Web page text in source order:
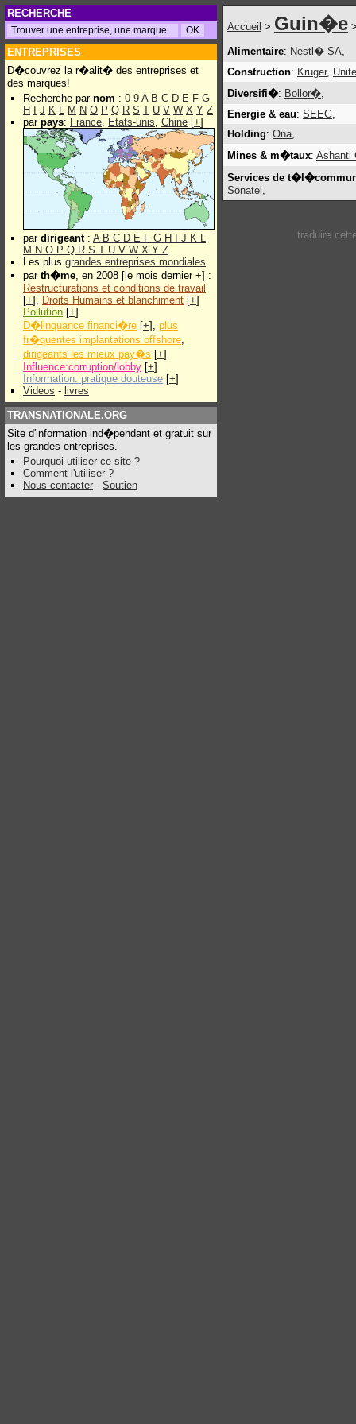
RECHERCHE
ENTREPRISES
D�couvrez la r�alit� des entreprises et
des marques!
Recherche par nom : 0-9 A B C D E F G
H
J K L M N O P Q R S T U V W X Y Z
par pays: France, Etats-unis, Chine [+]
par dirigeant: A B C D E F G H J K L
M N O P Q R S T U V W X Y Z
Les plus grandes entreprises mondiales
par th�me, en 2008 [le mois dernier +] :
Restructurations et conditions de travail
[+], Droits Humains et blanchiment [+]
Pollution [+]
D�linquance financi�re [+], plus
fr�quentes implantations offshore,
dirigeants les mieux pay�s [+]
Influence:corruption/lobby [+]
Information: pratique douteuse [+]
Videos - livres
TRANSNATIONALE.ORG
Site d'information ind�pendant et gratuit sur
les grandes entreprises.
Pourquoi utiliser ce site ?
Comment l'utiliser ?
Nous contacter - Soutien
Accueil > Guin�e
Alimentaire: Nestl� SA,
Construction: Kruger,
Diversifi�: Bollor�,
Energie & eau: SEEG,
Holding: Ona,
Mines & m�taux: Ashanti
Services de
Sonatel ,
traduire